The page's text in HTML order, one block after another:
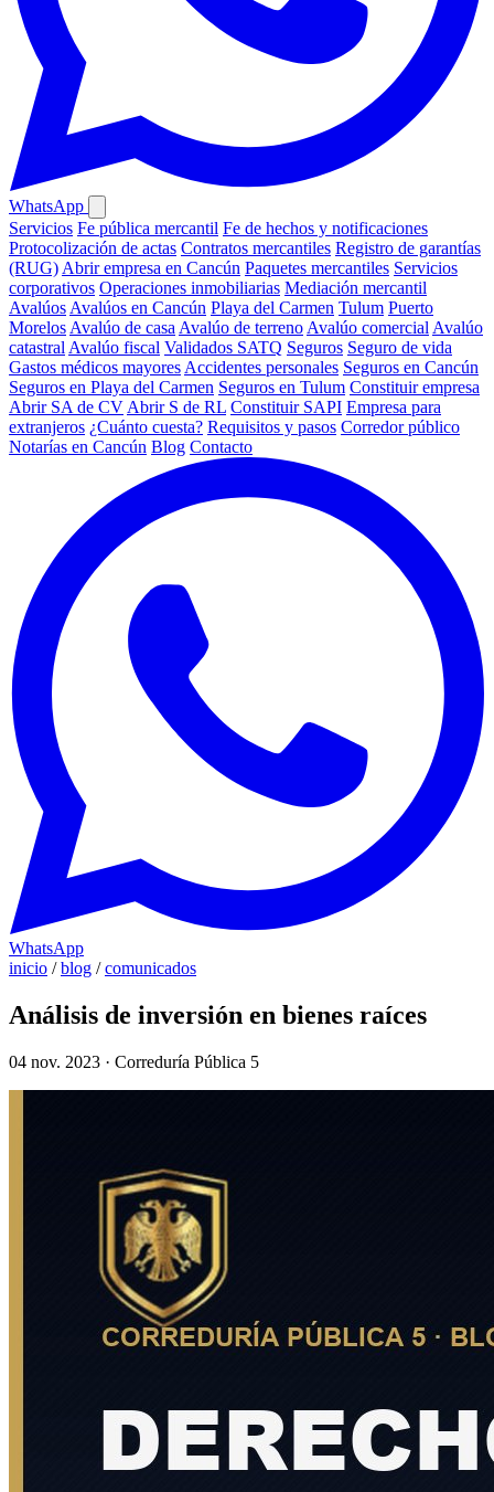
WhatsApp
Servicios Fe pública mercantil Fe de hechos y notificaciones
Protocolización de actas Contratos mercantiles Registro de garantías
(RUG) Abrir empresa en Cancún Paquetes mercantiles Servicios
corporativos Operaciones inmobiliarias Mediación mercantil
Avalúos Avalúos en Cancún Playa del Carmen Tulum Puerto
Morelos Avalúo de casa Avalúo de terreno Avalúo comercial Avalúo
catastral Avalúo fiscal Validados SATQ Seguros Seguro de vida
Gastos médicos mayores Accidentes personales Seguros en Cancún
Seguros en Playa del Carmen Seguros en Tulum Constituir empresa
Abrir SA de CV Abrir S de RL Constituir SAPI Empresa para
extranjeros ¿Cuánto cuesta? Requisitos y pasos Corredor público
Notarías en Cancún Blog Contacto
WhatsApp
inicio / blog / comunicados
Análisis de inversión en bienes raíces
04 nov. 2023 · Correduría Pública 5